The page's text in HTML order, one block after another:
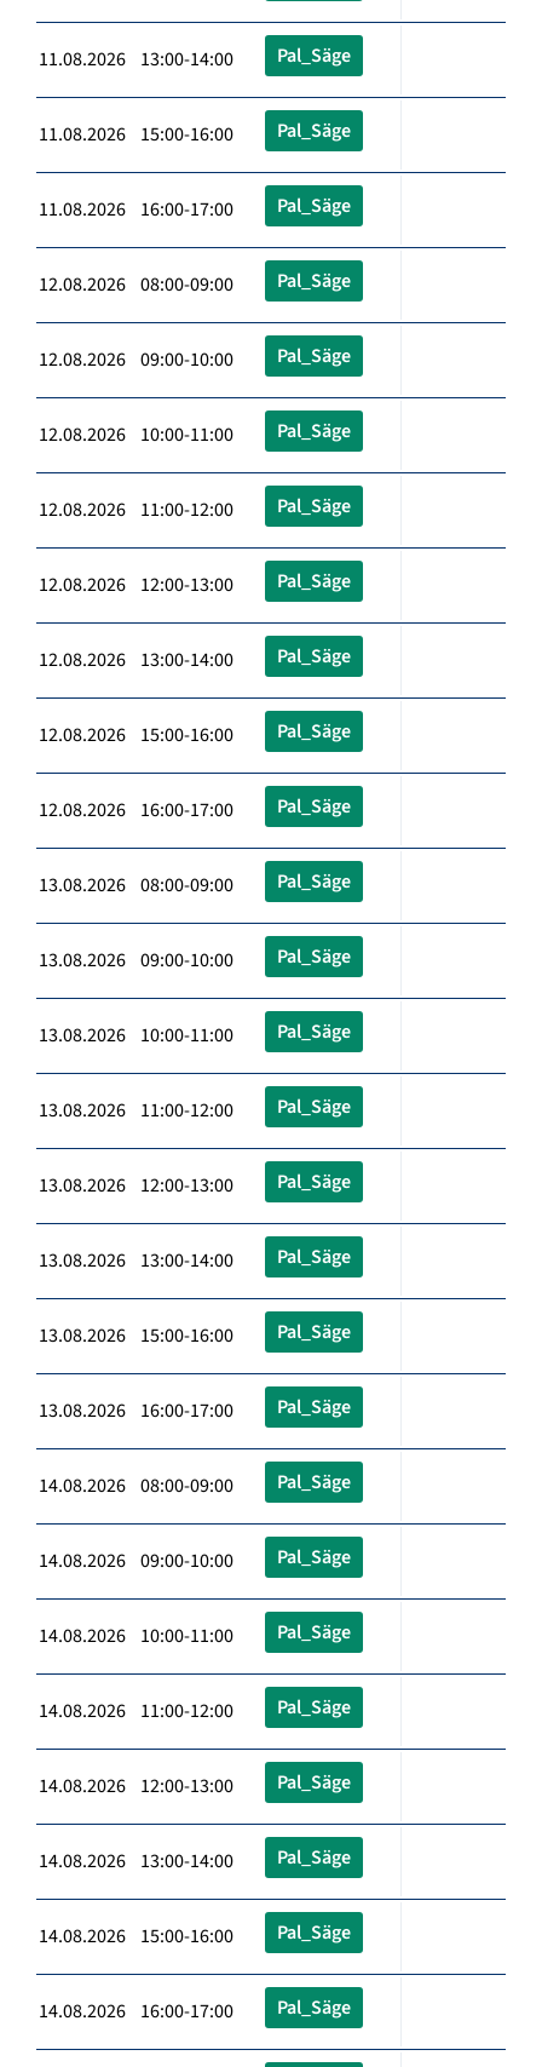
11.08.2026 13:00-14:00 Pal_Säge
11.08.2026 15:00-16:00 Pal_Säge
11.08.2026 16:00-17:00 Pal_Säge
12.08.2026 08:00-09:00 Pal_Säge
12.08.2026 09:00-10:00 Pal_Säge
12.08.2026 10:00-11:00 Pal_Säge
12.08.2026 11:00-12:00 Pal_Säge
12.08.2026 12:00-13:00 Pal_Säge
12.08.2026 13:00-14:00 Pal_Säge
12.08.2026 15:00-16:00 Pal_Säge
12.08.2026 16:00-17:00 Pal_Säge
13.08.2026 08:00-09:00 Pal_Säge
13.08.2026 09:00-10:00 Pal_Säge
13.08.2026 10:00-11:00 Pal_Säge
13.08.2026 11:00-12:00 Pal_Säge
13.08.2026 12:00-13:00 Pal_Säge
13.08.2026 13:00-14:00 Pal_Säge
13.08.2026 15:00-16:00 Pal_Säge
13.08.2026 16:00-17:00 Pal_Säge
14.08.2026 08:00-09:00 Pal_Säge
14.08.2026 09:00-10:00 Pal_Säge
14.08.2026 10:00-11:00 Pal_Säge
14.08.2026 11:00-12:00 Pal_Säge
14.08.2026 12:00-13:00 Pal_Säge
14.08.2026 13:00-14:00 Pal_Säge
14.08.2026 15:00-16:00 Pal_Säge
14.08.2026 16:00-17:00 Pal_Säge